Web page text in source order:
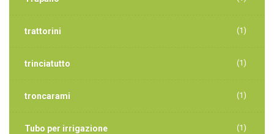
trattorini (1)
trinciatutto (1)
troncarami (1)
Tubo per irrigazione (1)